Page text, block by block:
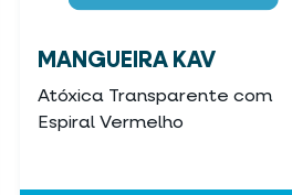
MANGUEIRA KAV
Atóxica Transparente com
Espiral Vermelho